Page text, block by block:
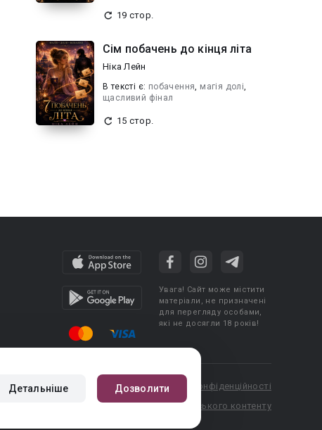
19 стор.
Сім побачень до кінця літа
Ніка Лейн
В текcті є: побачення, магія долі,
щасливий фінал
15 стор.
Детальніше Дозволити
Увага! Сайт може містити
матеріали, не призначені
для перегляду особами,
які не досягли 18 років!
Угода користувача
Політика конфіденційності
Правила публікації авторського контенту